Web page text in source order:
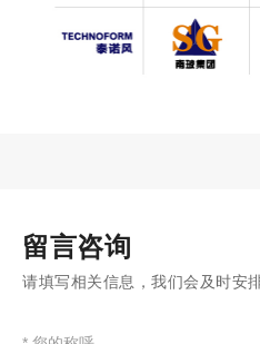
留言咨询
请填写相关信息，我们会及时安